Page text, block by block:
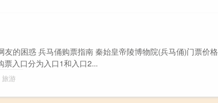
友的困惑 兵马俑购票指南 秦始皇帝陵博物院(兵马俑)门票价格
票入口分为入口1和入口2...
旅游